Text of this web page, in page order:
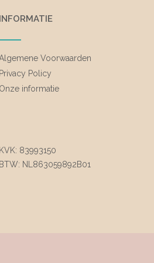
INFORMATIE
Voorwaarden
Privacy Policy
Onze informatie
KVK: 83993150
BTW: NL863059892B01